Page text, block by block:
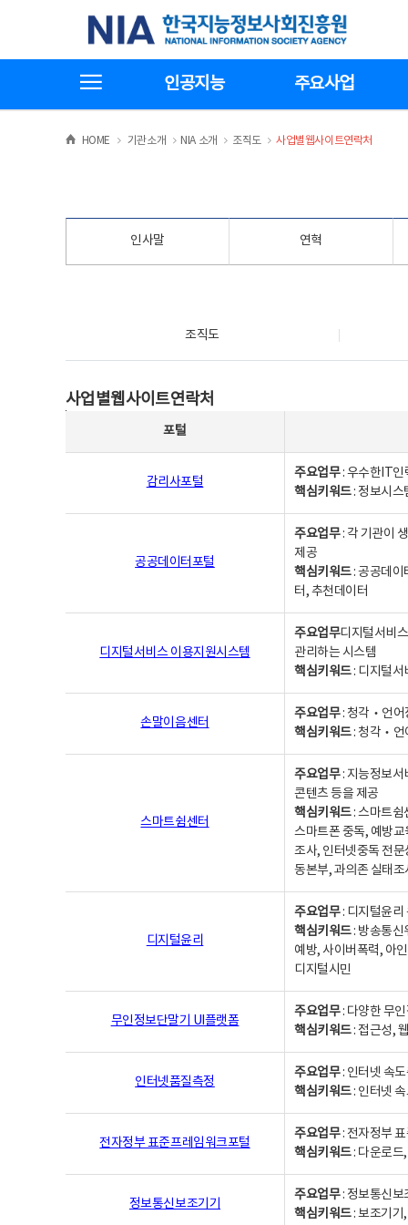
기
한국지능정보사회진흥원
인공지능 주요사업
HOME >
기관소개 >NIA 소개 >
조직도 >
사업별웹사이트연락처
인사말 연혁
조직도
사업별웹사이트연락처
포털
감리사포털
주요업무: 우수한IT인
핵심키워드: 정보시스
공공데이터포털
주요업무: 각 기관이
제공
핵심키워드: 공공데이
터, 추천데이터
디지털서비스 이용지원시스템
주요업무디지털서비
관리하는 시스템
핵심키워드: 디지털서
손말이음센터
주요업무: 청각‧언어
핵심키워드: 청각‧언
스마트쉼센터
주요업무: 지능정보서
콘텐츠 등을 제공
핵심키워드: 스마트쉼
스마트폰 중독, 예방
조사, 인터넷중독 전
동본부, 과의존 실태
디지털윤리
주요업무: 디지털윤리
핵심키워드: 방송통신
예방, 사이버폭력, 아
디지털시민
무인정보단말기 UI플랫폼
주요업무: 다양한 무
핵심키워드: 접근성,
인터넷품질측정
주요업무: 인터넷 속
핵심키워드: 인터넷
전자정부 표준프레임워크포털
주요업무: 전자정부
핵심키워드: 다운로드
정보통신보조기기
주요업무: 정보통신보
핵심키워드: 보조기기